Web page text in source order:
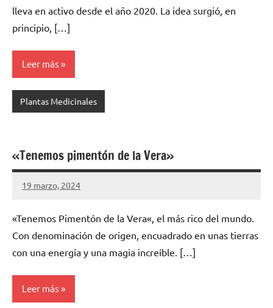
lleva en activo desde el año 2020. La idea surgió, en
principio, […]
Leer más
Plantas Medicinales
«Tenemos pimentón de la Vera»
19 marzo, 2024
Cuidasdeti
No
comentarios
«Tenemos Pimentón de la Vera«, el más rico del mundo.
Con denominación de origen, encuadrado en unas tierras
con una energía y una magia increíble. […]
Leer más